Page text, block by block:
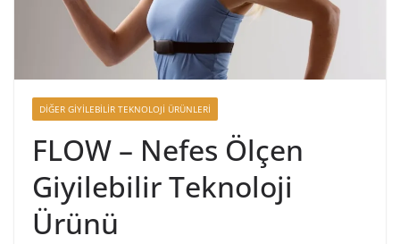
DIĞER GIYILEBILIR TEKNOLOJI ÜRÜNLERI
FLOW – Nefes Ölçen
Giyilebilir Teknoloji
Ürünü